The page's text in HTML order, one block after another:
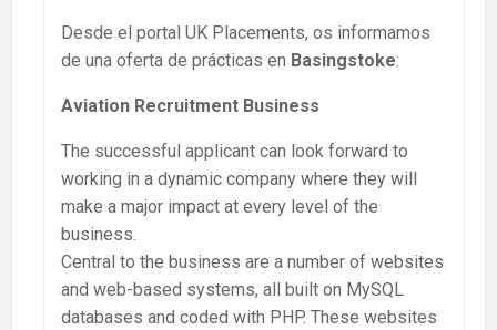
Desde el portal UK Placements, os informamos
de una oferta de prácticas en Basingstoke:
Aviation Recruitment Business
The successful applicant can look forward to
working in a dynamic company where they will
make a major impact at every level of the
business.
Central to the business are a number of websites
and web-based systems, all built on MySQL
databases and coded with PHP. These websites